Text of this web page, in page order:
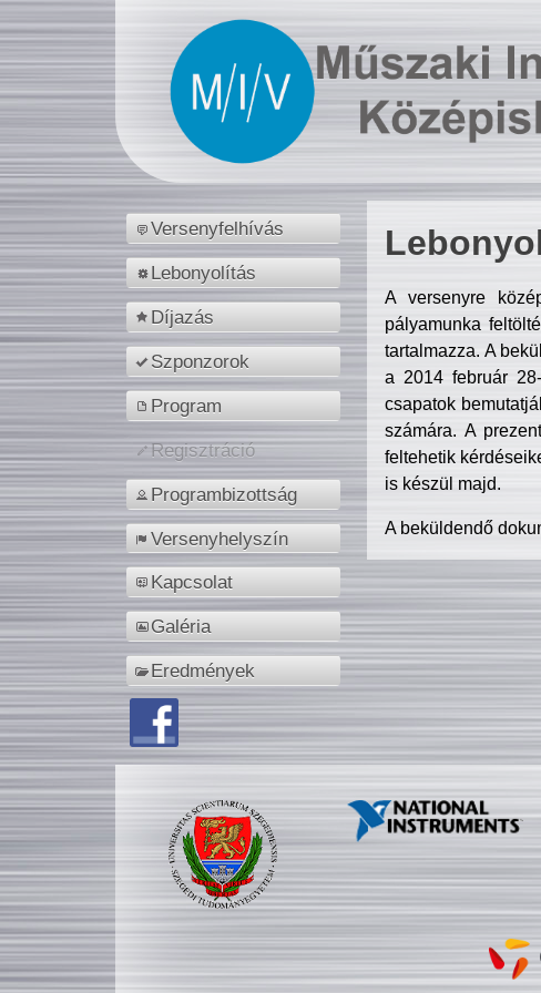
Versenyfelhívás
Lebonyolítás
Díjazás
Szponzorok
Program
Regisztráció
Programbizottság
Versenyhelyszín
Kapcsolat
Galéria
Eredmények
A versenyre
pályamunka
tartalmazza. A
a 2014 február
csapatok
számára. A
feltehetik
is készül majd.
A beküldendő